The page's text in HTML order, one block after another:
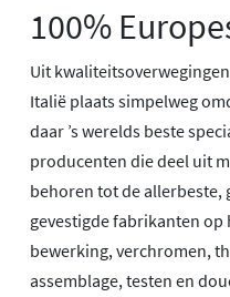
100%
Uit
Italië plaats simpelweg
daar ’s werelds beste
producenten die deel uit
behoren tot de allerbeste,
gevestigde fabrikanten
bewerking, verchromen,
assemblage, testen en